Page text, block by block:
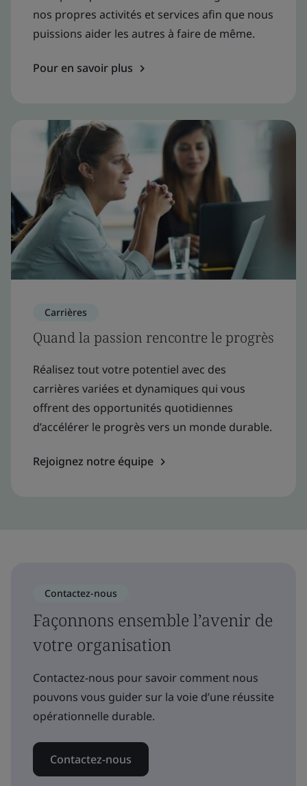
nos propres activités et services afin que nous
puissions aider les autres à faire de même.
Pour en savoir plus
Carrières
Quand la passion rencontre le progrès
Réalisez tout votre potentiel avec des
carrières variées et dynamiques qui vous
offrent des opportunités quotidiennes
d’accélérer le progrès vers un monde durable.
Rejoignez notre équipe
Contactez-nous
Façonnons ensemble l’avenir de
votre organisation
Contactez-nous pour savoir comment nous
pouvons vous guider sur la voie d’une réussite
opérationnelle durable.
Contactez-nous